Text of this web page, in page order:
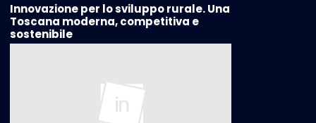
Innovazione per lo sviluppo rurale. Una
Toscana moderna, competitiva e
sostenibile